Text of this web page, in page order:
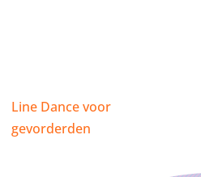
Line Dance voor
gevorderden